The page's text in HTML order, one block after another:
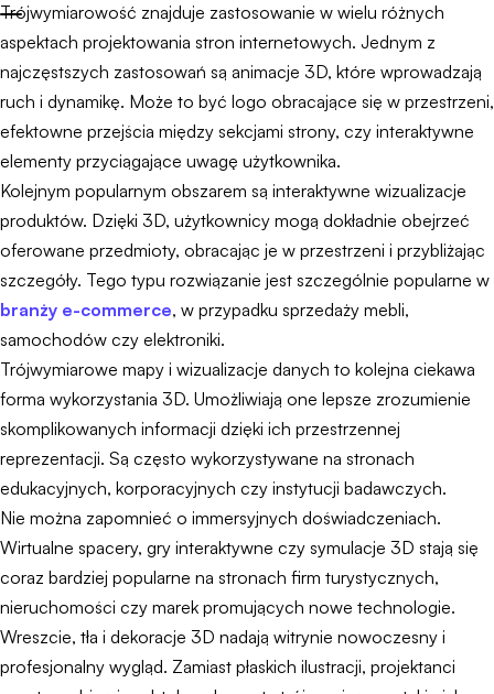
Trójwymiarowość znajduje zastosowanie w wielu różnych
aspektach projektowania stron internetowych. Jednym z
najczęstszych zastosowań są animacje 3D, które wprowadzają
ruch i dynamikę. Może to być logo obracające się w przestrzeni,
efektowne przejścia między sekcjami strony, czy interaktywne
elementy przyciągające uwagę użytkownika.
Kolejnym popularnym obszarem są interaktywne wizualizacje
produktów. Dzięki 3D, użytkownicy mogą dokładnie obejrzeć
oferowane przedmioty, obracając je w przestrzeni i przybliżając
szczegóły. Tego typu rozwiązanie jest szczególnie popularne w
branży e-commerce, w przypadku sprzedaży mebli,
samochodów czy elektroniki.
Trójwymiarowe mapy i wizualizacje danych to kolejna ciekawa
forma wykorzystania 3D. Umożliwiają one lepsze zrozumienie
skomplikowanych informacji dzięki ich przestrzennej
reprezentacji. Są często wykorzystywane na stronach
edukacyjnych, korporacyjnych czy instytucji badawczych.
Nie można zapomnieć o immersyjnych doświadczeniach.
Wirtualne spacery, gry interaktywne czy symulacje 3D stają się
coraz bardziej popularne na stronach firm turystycznych,
nieruchomości czy marek promujących nowe technologie.
Wreszcie, tła i dekoracje 3D nadają witrynie nowoczesny i
profesjonalny wygląd. Zamiast płaskich ilustracji, projektanci